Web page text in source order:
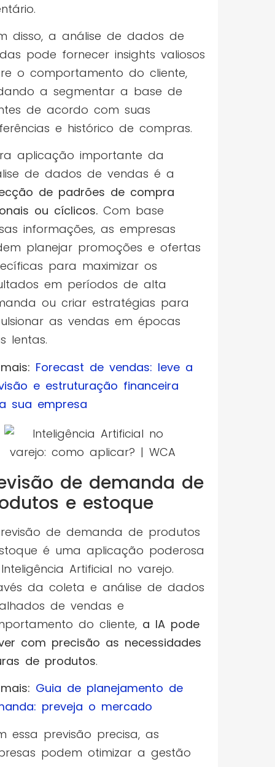
disso, a análise de dados de
pode fornecer insights valiosos
o comportamento do cliente,
a segmentar a base de
de acordo com suas
e histórico de compras.
aplicação importante da
de dados de vendas é a
de padrões de compra
ou cíclicos. Com base
informações, as empresas
planejar promoções e ofertas
para maximizar os
em períodos de alta
ou criar estratégias para
as vendas em épocas
lentas.
Forecast de vendas: leve a
e estruturação financeira
sua empresa
de demanda de
e estoque
de demanda de produtos
é uma aplicação poderosa
Artificial no varejo.
da coleta e análise de dados
de vendas e
do cliente, a IA pode
com precisão as necessidades
de produtos.
Guia de planejamento de
preveja o mercado
essa previsão precisa, as
podem otimizar a gestão